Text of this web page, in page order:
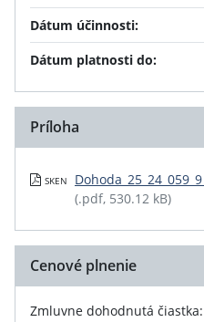
Dátum účinnosti:
Dátum platnosti do:
Príloha
SKEN
(.pdf, 530.12 kB)
Cenové plnenie
Zmluvne dohodnutá čiastka: